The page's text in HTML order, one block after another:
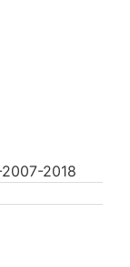
2018